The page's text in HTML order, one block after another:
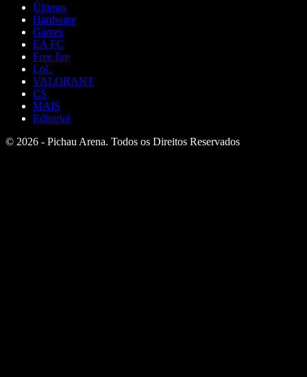
Últimas
Hardware
Games
EA FC
Free fire
LoL
VALORANT
CS
MAIS
Editorial
© 2026 - Pichau Arena. Todos os Direitos Reservados